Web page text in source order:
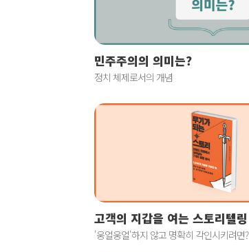
민주주의의 의미는?
정치 체제로서의 개념
고객의 지갑을 여는 스토리텔링
'웅얼웅얼'하지 않고 명확히 각인시키려면?